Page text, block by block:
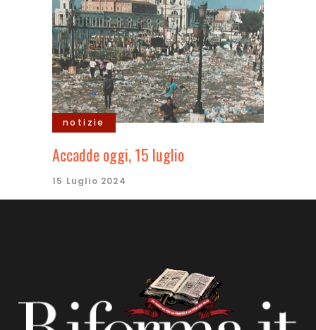
notizie
Accadde oggi, 15 luglio
15 Luglio 2024